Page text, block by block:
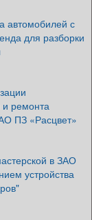
автомобилей с
для разборки
и ремонта
ПЗ «Расцвет»
в ЗАО
устройства